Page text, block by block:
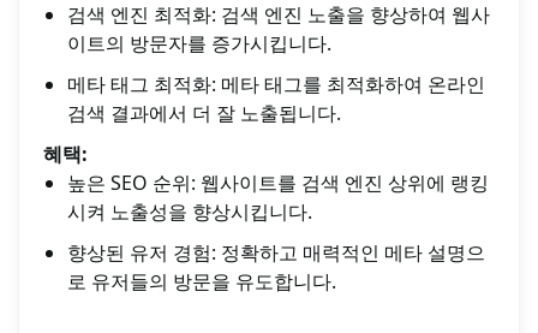
검색 엔진 최적화: 검색 엔진 노출을 향상하여 웹사
이트의 방문자를 증가시킵니다.
메타 태그 최적화: 메타 태그를 최적화하여 온라인
검색 결과에서 더 잘 노출됩니다.
혜택:
높은 SEO 순위: 웹사이트를 검색 엔진 상위에 랭킹
시켜 노출성을 향상시킵니다.
향상된 유저 경험: 정확하고 매력적인 메타 설명으
로 유저들의 방문을 유도합니다.